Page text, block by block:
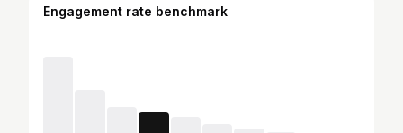
Engagement rate benchmark